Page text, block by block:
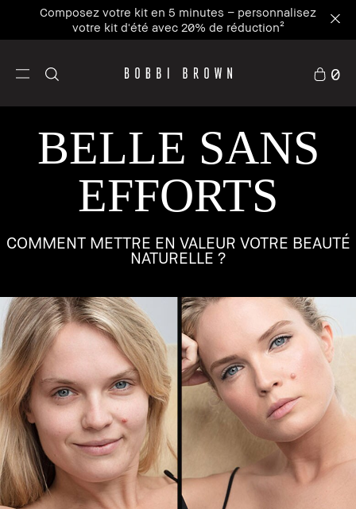
Composez votre kit en 5 minutes – personnalisez
votre kit d'été avec 20% de réduction²
0
BELLE SANS
EFFORTS
COMMENT METTRE EN VALEUR VOTRE BEAUTÉ
NATURELLE ?